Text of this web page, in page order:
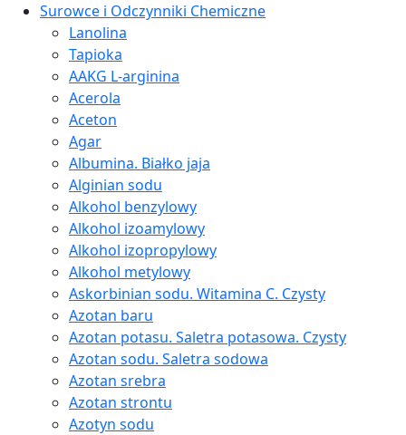
Surowce i Odczynniki Chemiczne
Lanolina
Tapioka
AAKG L-arginina
Acerola
Aceton
Agar
Albumina. Białko jaja
Alginian sodu
Alkohol benzylowy
Alkohol izoamylowy
Alkohol izopropylowy
Alkohol metylowy
Askorbinian sodu. Witamina C. Czysty
Azotan baru
Azotan potasu. Saletra potasowa. Czysty
Azotan sodu. Saletra sodowa
Azotan srebra
Azotan strontu
Azotyn sodu